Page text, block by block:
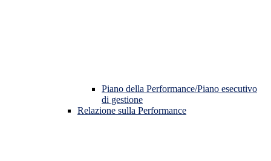
Piano della Performance/Piano esecutivo
di gestione
Relazione sulla Performance